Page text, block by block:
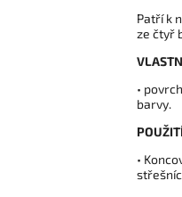
Patří k
ze čtyř
•
barvy.
•